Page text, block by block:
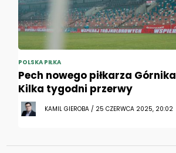
POLSKA PIŁKA
Pech nowego piłkarza
Kilka tygodni przerwy
KAMIL GIEROBA / 25 CZERWCA 2025, 20:02